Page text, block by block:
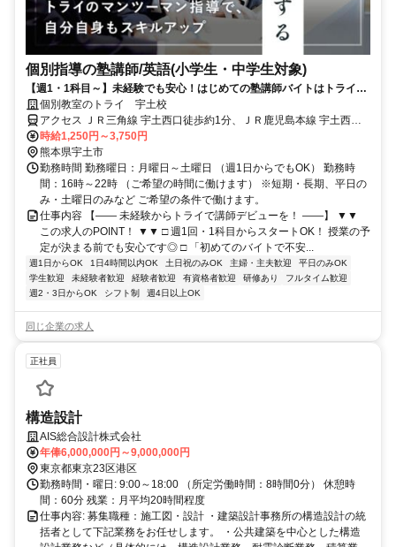
個別指導の塾講師/英語(小学生・中学生対象)
【週1・1科目～】未経験でも安心！はじめての塾講師バイトはトライで
◎ 個別教室のトライ 宇土校
アクセス ＪＲ三角線 宇土西口徒歩約1分、ＪＲ鹿児島本線 宇土西口
徒歩約1分、ＪＲ鹿児島本線 富合西口徒歩約27分
時給1,250円～3,750円
熊本県宇土市
勤務時間 勤務曜日：月曜日～土曜日 （週1日からでもOK） 勤務時
間：16時～22時 （ご希望の時間に働けます） ※短期・長期、平日の
み・土曜日のみなど ご希望の条件で働けます。
仕事内容 【―― 未経験からトライで講師デビューを！ ――】 ▼▼
この求人のPOINT！ ▼▼ □ 週1回・1科目からスタートOK！ 授業の予
定が決まる前でも安心です◎ □ 「初めてのバイトで不安...
週1日からOK 1日4時間以内OK 土日祝のみOK 主婦・主夫歓迎
平日のみOK
学生歓迎
未経験者歓迎 経験者歓迎 有資格者歓迎 研修あり
フルタイム歓迎
週2・3日からOK
シフト制 週4日以上OK
同じ企業の求人
正社員
構造設計
AIS総合設計株式会社
年俸6,000,000円～9,000,000円
東京都東京23区港区
勤務時間・曜日: 9:00～18:00 （所定労働時間：8時間0分） 休憩時
間：60分 残業：月平均20時間程度
仕事内容: 募集職種：施工図・設計 ・建築設計事務所の構造設計の統
括者として下記業務をお任せします。 ・公共建築を中心とした構造